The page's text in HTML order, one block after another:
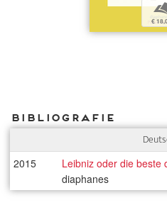
€
Bibliografie
2015 Leibniz oder die beste
diaphanes